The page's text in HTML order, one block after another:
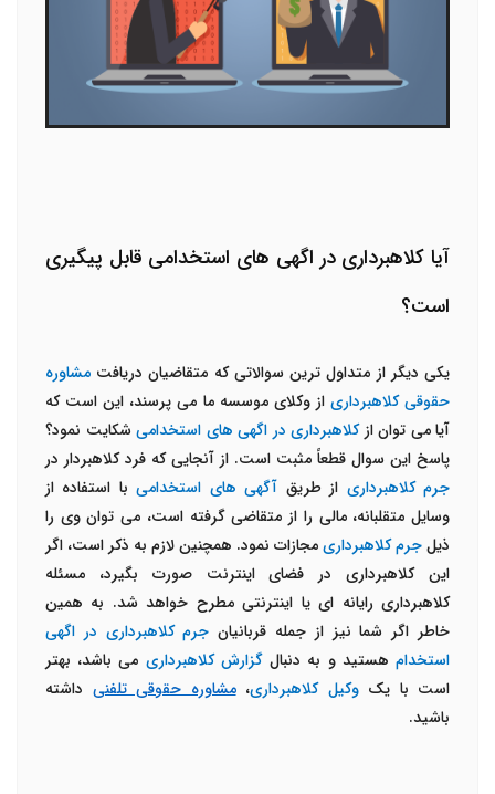
آیا کلاهبرداری در اگهی های استخدامی قابل پیگیری
است؟
یکی دیگر از متداول ترین سوالاتی که متقاضیان دریافت مشاوره
حقوقی کلاهبرداری از وکلای موسسه ما می پرسند، این است که
آیا می توان ازکلاهبرداری در اگهی های استخدامیشکایت نمود؟
پاسخ این سوال قطعاً مثبت است. از آنجایی که فرد کلاهبردار در
جرم کلاهبرداری از طریق آگهی های استخدامیبا استفاده از
وسایل متقلبانه، مالی را از متقاضی گرفته است، می توان وی را
ذیلجرم کلاهبرداریمجازات نمود. همچنین لازم به ذکر است، اگر
این کلاهبرداری در فضای اینترنت صورت بگیرد، مسئله
کلاهبرداری رایانه ای یا اینترنتی مطرح خواهد شد. به همین
خاطر اگر شما نیز از جمله قربانیان جرم کلاهبرداری در اگهی
استخدامهستید و به دنبالگزارش کلاهبرداری می باشد، بهتر
است با یکوکیل کلاهبرداری،مشاوره حقوقی تلفنی داشته
باشید.